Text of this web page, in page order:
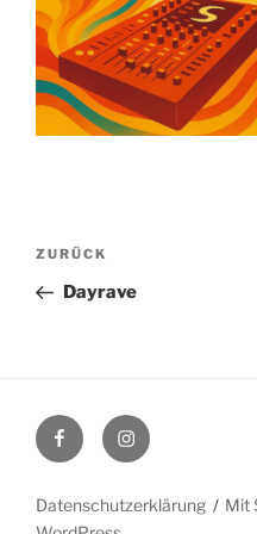
Beitragsnavigation
Vorheriger
Beitrag
ZURÜCK
Dayrave
FacebookInstagram
Datenschutzerklärung
Mit